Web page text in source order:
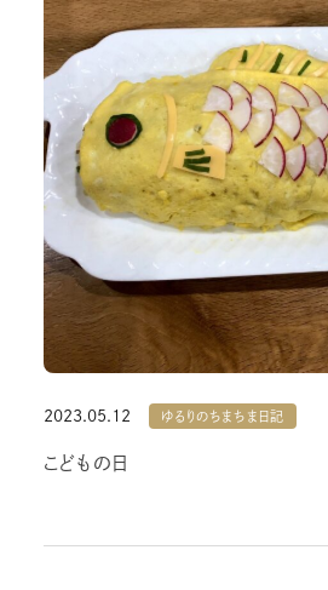
2023.05.12 ゆるりのちまちま日記
こどもの日